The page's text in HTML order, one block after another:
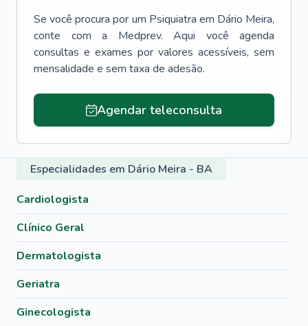
Se você procura por um Psiquiatra em Dário Meira,
conte com a Medprev. Aqui você agenda
consultas e exames por valores acessíveis, sem
mensalidade e sem taxa de adesão.
Agendar teleconsulta
Especialidades em Dário Meira - BA
Cardiologista
Clínico Geral
Dermatologista
Geriatra
Ginecologista